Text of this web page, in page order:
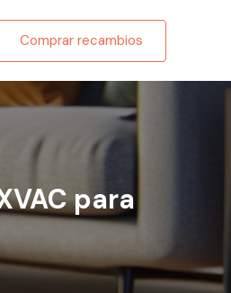
Comprar recambios
para